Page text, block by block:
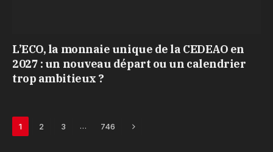
L’ECO, la monnaie unique de la CEDEAO en
2027 : un nouveau départ ou un calendrier
trop ambitieux ?
1 2 3 … 746 Next